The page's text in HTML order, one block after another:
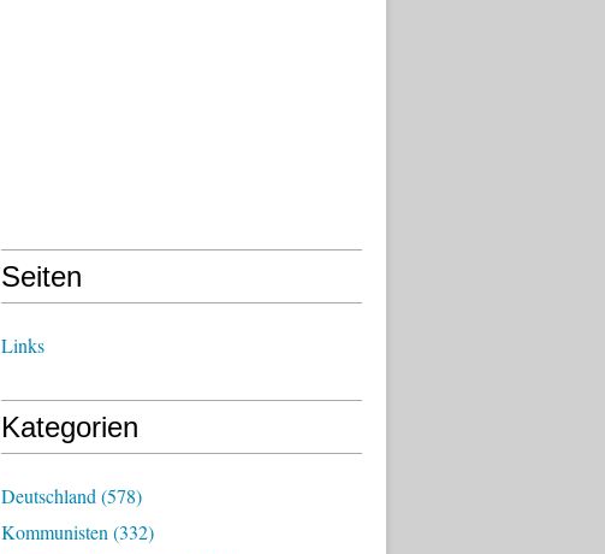
Seiten
Links
Kategorien
Deutschland (578)
Kommunisten (332)